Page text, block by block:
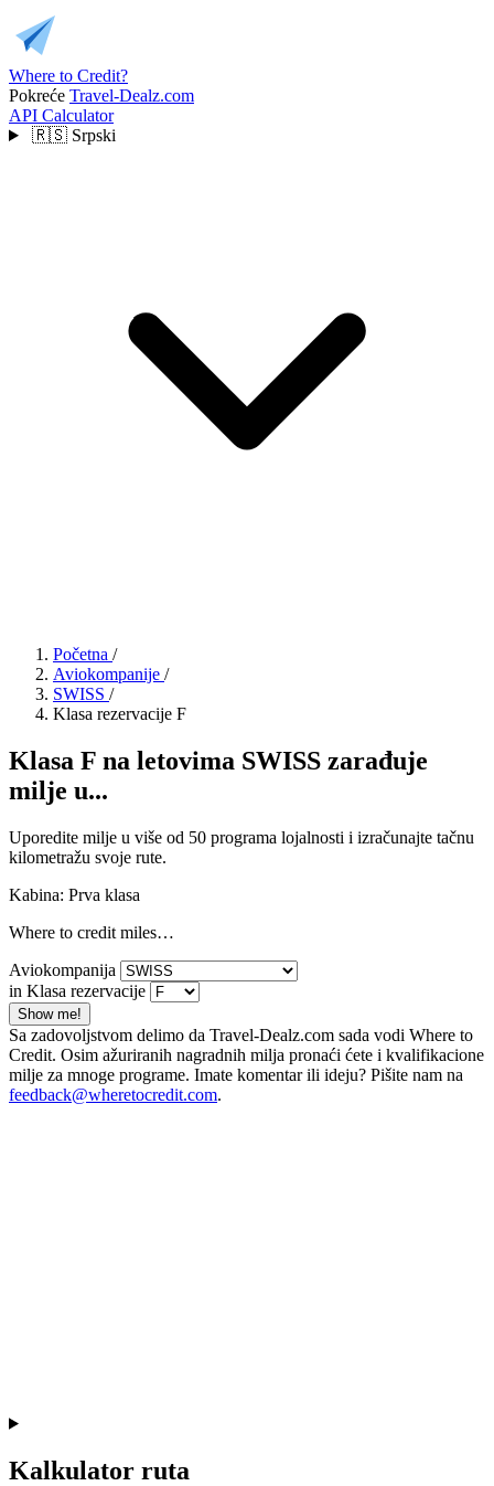
Where to Credit?
Pokreće Travel-Dealz.com
API Calculator
🇷🇸 Srpski
Početna /
Aviokompanije /
SWISS /
Klasa rezervacije F
Klasa F na letovima SWISS zarađuje
milje u...
Uporedite milje u više od 50 programa lojalnosti i izračunajte tačnu
kilometražu svoje rute.
Kabina: Prva klasa
Where to credit miles…
Aviokompanija
in Klasa rezervacije
Show me!
Sa zadovoljstvom delimo da Travel-Dealz.com sada vodi Where to
Credit. Osim ažuriranih nagradnih milja pronaći ćete i kvalifikacione
milje za mnoge programe. Imate komentar ili ideju? Pišite nam na
feedback@wheretocredit.com.
Kalkulator ruta